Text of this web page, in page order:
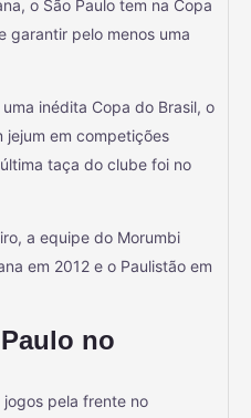
o São Paulo tem na Copa
garantir pelo menos uma
inédita Copa do Brasil, o
jejum em competições
taça do clube foi no
a equipe do Morumbi
em 2012 e o Paulistão em
no
pela frente no